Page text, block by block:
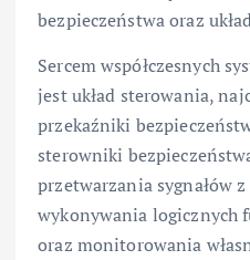
bezpieczeństwa oraz
Sercem współczesnych
jest układ sterowania,
przekaźniki
sterowniki
przetwarzania sygnałów
wykonywania logicznych
oraz monitorowania